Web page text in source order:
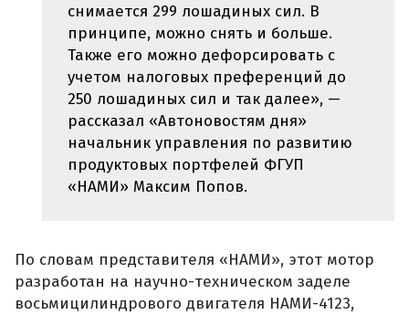
снимается 299 лошадиных сил. В
принципе, можно снять и больше.
Также его можно дефорсировать с
учетом налоговых преференций до
250 лошадиных сил и так далее», —
рассказал «Автоновостям дня»
начальник управления по развитию
продуктовых портфелей ФГУП
«НАМИ» Максим Попов.
По словам представителя «НАМИ», этот мотор
разработан на научно-техническом заделе
восьмицилиндрового двигателя НАМИ-4123,